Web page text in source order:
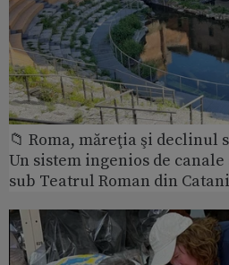
📁 Roma, măreţia şi declinul
Un sistem ingenios de
sub Teatrul Roman din